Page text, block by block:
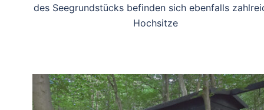
des Seegrundstücks befinden sich ebenfalls
Hochsitze